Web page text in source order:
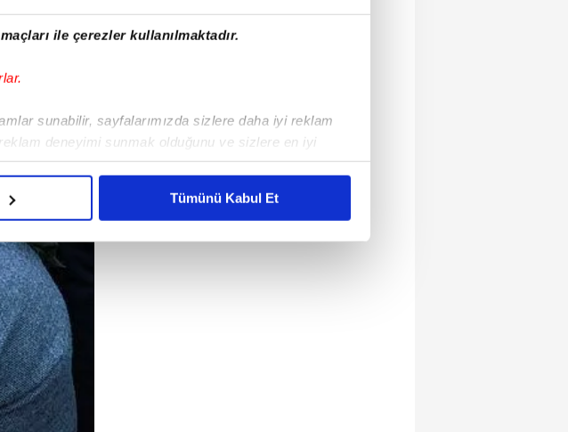
ile çerezler kullanılmaktadır.
sunabilir, sayfalarımızda sizlere daha iyi reklam
deneyimi sunmak olduğunu ve sizlere en iyi
noktada, reklamların maliyetlerimizi karşılamak
ve üçüncü kişilere ait çerezler kullanılmaktadır. Bu
çerezler bilgi toplumu hizmetlerinin sunulması
ve kişiselleştirilmesi ve sizlere yönelik
rızanız dahilinde kullanılacaktır.
Çerezlere ilişkin detaylı bilgi için Ayarlar
Tümünü Kabul Et